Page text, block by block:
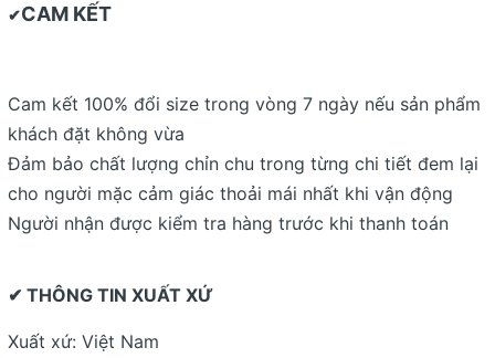
✔CAM KẾT
Cam kết 100% đổi size trong vòng 7 ngày nếu sản phẩm
khách đặt không vừa
Đảm bảo chất lượng chỉn chu trong từng chi tiết đem lại
cho người mặc cảm giác thoải mái nhất khi vận động
Người nhận được kiểm tra hàng trước khi thanh toán
✔ THÔNG TIN XUẤT XỨ
Xuất xứ: Việt Nam